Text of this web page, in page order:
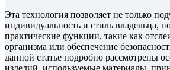
Эта технология позволяет не только
индивидуальность и стиль владельца,
практические функции, такие как
организма или обеспечение
данной статье подробно рассмотрены
изделий, используемые материалы,